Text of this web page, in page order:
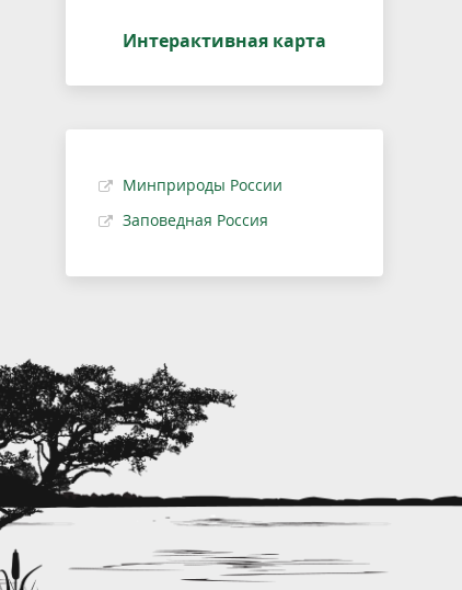
Интерактивная карта
Минприроды России
Заповедная Россия